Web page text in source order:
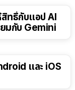
สิทธิ์กับแอป AI
ได้เท่าเทียมกับ Gemini
และ iOS